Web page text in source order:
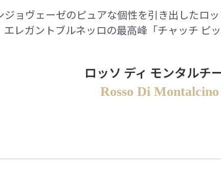
ジョヴェーゼのピュアな個性を引き出したロッ
エレガントブルネッロの最高峰「チャッチ ピッ
ロッソ ディ モンタルチ
Rosso Di Montalcino